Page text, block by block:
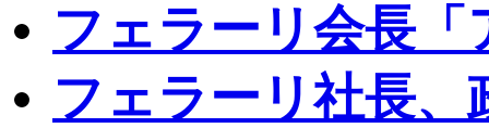
フェラーリ会長
フェラーリ社長、